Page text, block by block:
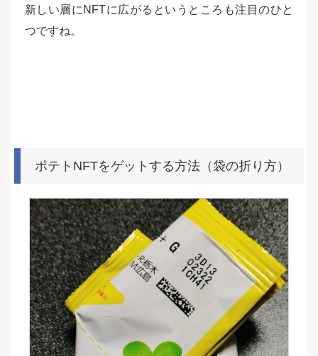
新しい層にNFTに広がるというところも注目のひと
つですね。
ポテトNFTをゲットする方法（袋の折り方）